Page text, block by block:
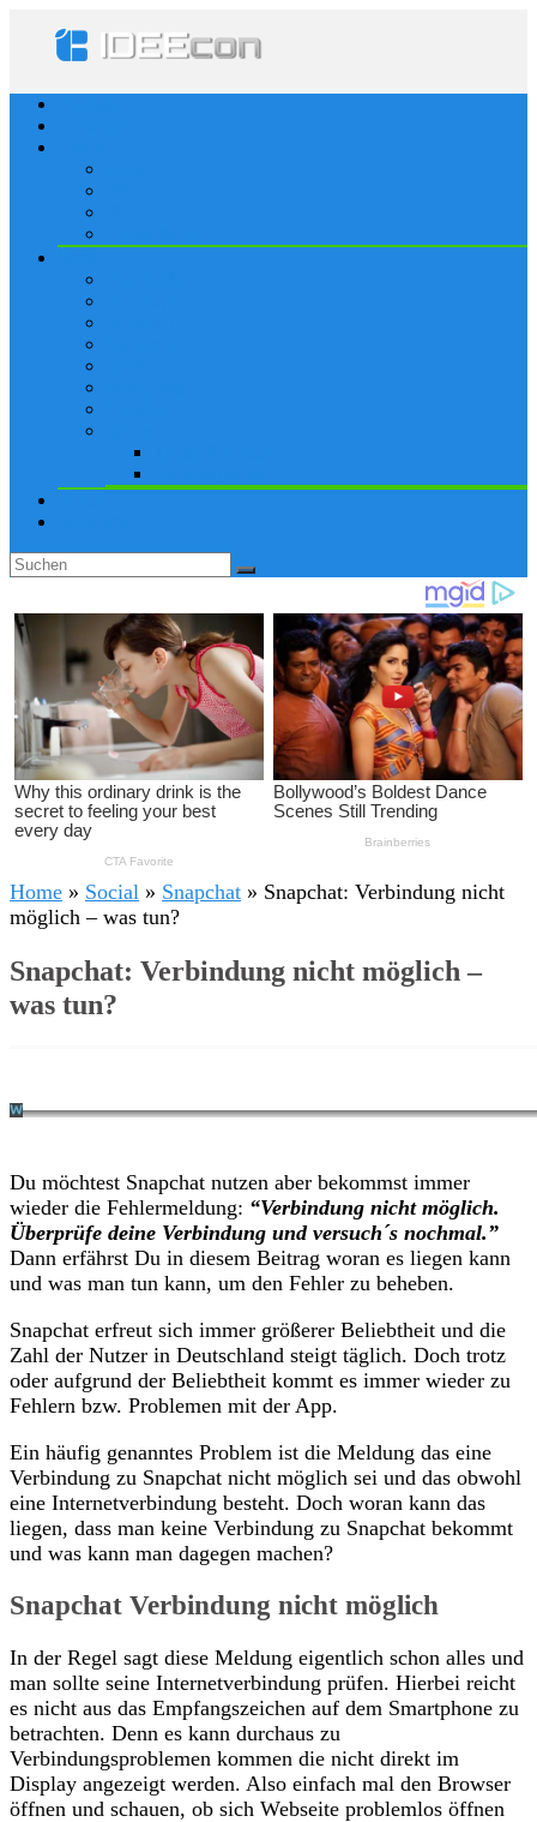
Home » Social » Snapchat » Snapchat: Verbindung nicht
möglich – was tun?
Snapchat: Verbindung nicht möglich –
was tun?
Du möchtest Snapchat nutzen aber bekommst immer
wieder die Fehlermeldung: “Verbindung nicht möglich.
Überprüfe deine Verbindung und versuch´s nochmal.”
Dann erfährst Du in diesem Beitrag woran es liegen kann
und was man tun kann, um den Fehler zu beheben.
Snapchat erfreut sich immer größerer Beliebtheit und die
Zahl der Nutzer in Deutschland steigt täglich. Doch trotz
oder aufgrund der Beliebtheit kommt es immer wieder zu
Fehlern bzw. Problemen mit der App.
Ein häufig genanntes Problem ist die Meldung das eine
Verbindung zu Snapchat nicht möglich sei und das obwohl
eine Internetverbindung besteht. Doch woran kann das
liegen, dass man keine Verbindung zu Snapchat bekommt
und was kann man dagegen machen?
Snapchat Verbindung nicht möglich
In der Regel sagt diese Meldung eigentlich schon alles und
man sollte seine Internetverbindung prüfen. Hierbei reicht
es nicht aus das Empfangszeichen auf dem Smartphone zu
betrachten. Denn es kann durchaus zu
Verbindungsproblemen kommen die nicht direkt im
Display angezeigt werden. Also einfach mal den Browser
öffnen und schauen, ob sich Webseite problemlos öffnen